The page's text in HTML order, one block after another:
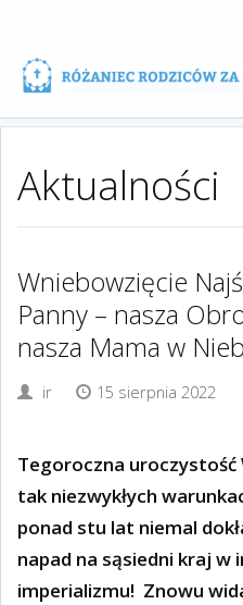
Aktualności
Wniebowzięcie
Panny – nasza
nasza Mama w
ir 15 sierpnia 2022
Tegoroczna uroczystość
tak niezwykłych
ponad stu lat niemal
napad na sąsiedni kraj w
imperializmu! Znowu